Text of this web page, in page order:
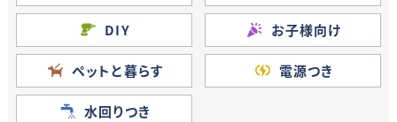
DIY お子様向け
ペットと暮らす 電源つき
水回りつき